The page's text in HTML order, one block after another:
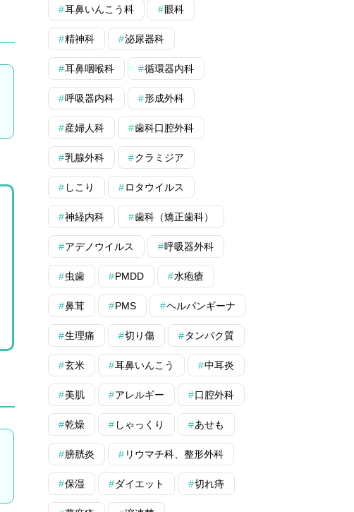
耳鼻いんこう科 眼科
精神科 泌尿器科
耳鼻咽喉科 循環器内科
呼吸器内科 形成外科
産婦人科 歯科口腔外科
乳腺外科 クラミジア
しこり ロタウイルス
神経内科 歯科（矯正歯科）
アデノウイルス 呼吸器外科
虫歯 PMDD 水疱瘡
鼻茸 PMS ヘルパンギーナ
生理痛 切り傷 タンパク質
玄米 耳鼻いんこう 中耳炎
美肌 アレルギー 口腔外科
乾燥 しゃっくり あせも
膀胱炎 リウマチ科、整形外科
保湿 ダイエット 切れ痔